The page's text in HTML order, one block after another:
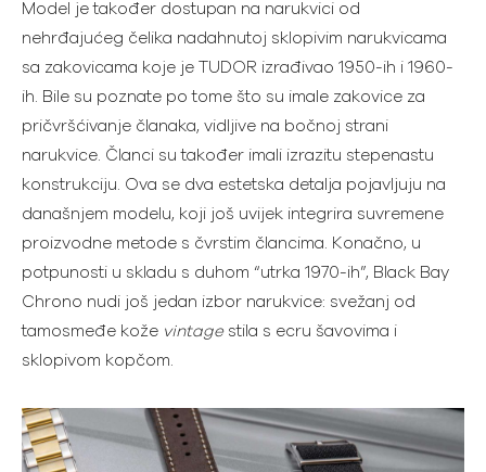
Model je također dostupan na narukvici od
nehrđajućeg čelika nadahnutoj sklopivim narukvicama
sa zakovicama koje je TUDOR izrađivao 1950-ih i 1960-
ih. Bile su poznate po tome što su imale zakovice za
pričvršćivanje članaka, vidljive na bočnoj strani
narukvice. Članci su također imali izrazitu stepenastu
konstrukciju. Ova se dva estetska detalja pojavljuju na
današnjem modelu, koji još uvijek integrira suvremene
proizvodne metode s čvrstim člancima. Konačno, u
potpunosti u skladu s duhom “utrka 1970-ih”, Black Bay
Chrono nudi još jedan izbor narukvice: svežanj od
tamosmeđe kože vintagestila s ecru šavovima i
sklopivom kopčom.